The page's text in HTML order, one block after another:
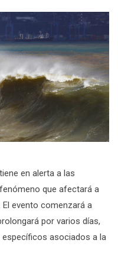
en alerta a las
que afectará a
evento comenzará a
por varios días,
asociados a la